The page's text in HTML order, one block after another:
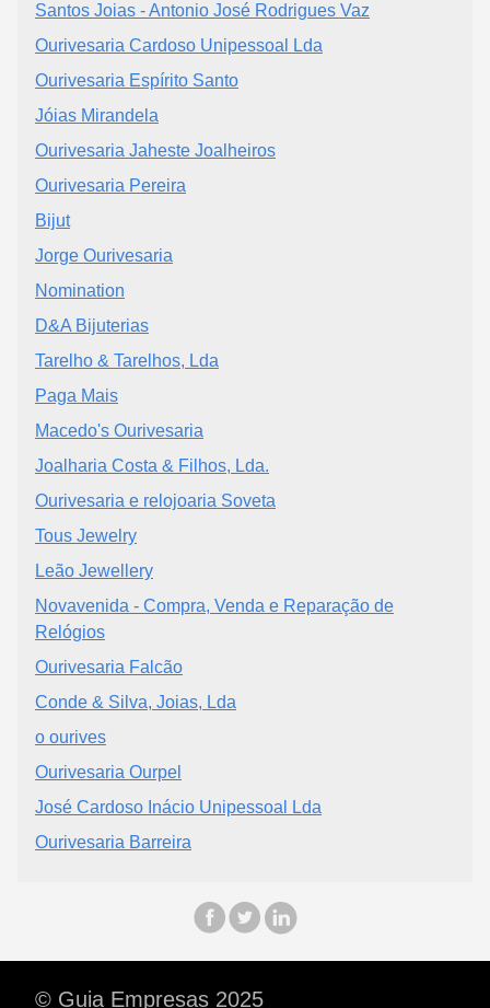
Santos Joias - Antonio José Rodrigues Vaz
Ourivesaria Cardoso Unipessoal Lda
Ourivesaria Espírito Santo
Jóias Mirandela
Ourivesaria Jaheste Joalheiros
Ourivesaria Pereira
Bijut
Jorge Ourivesaria
Nomination
D&A Bijuterias
Tarelho & Tarelhos, Lda
Paga Mais
Macedo's Ourivesaria
Joalharia Costa & Filhos, Lda.
Ourivesaria e relojoaria Soveta
Tous Jewelry
Leão Jewellery
Novavenida - Compra, Venda e Reparação de
Relógios
Ourivesaria Falcão
Conde & Silva, Joias, Lda
o ourives
Ourivesaria Ourpel
José Cardoso Inácio Unipessoal Lda
Ourivesaria Barreira
© Guia Empresas 2025